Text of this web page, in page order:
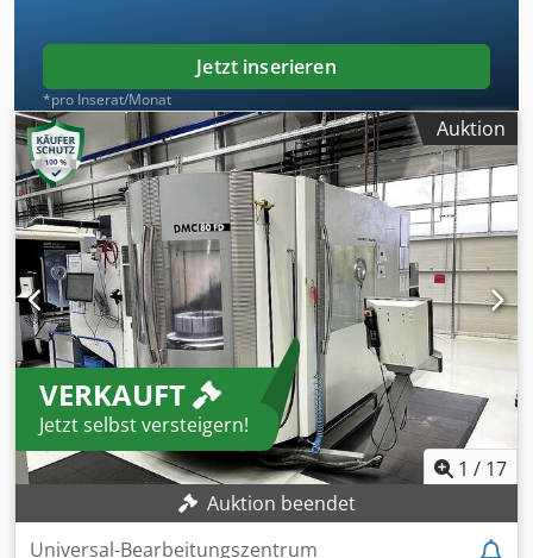
Jetzt inserieren
*pro Inserat/Monat
Auktion
VERKAUFT
Jetzt selbst versteigern!
1 / 17
Auktion beendet
Universal-Bearbeitungszentrum